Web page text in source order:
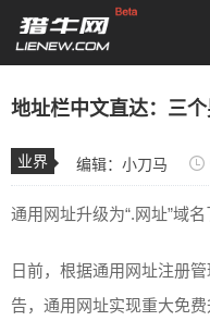
地址栏中文直达：三
业界 编辑： 小刀马
通用网址升级为“.网址”域名
日前，根据通用网址注册
告，通用网址实现重大免